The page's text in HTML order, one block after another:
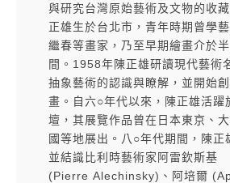
與研究台灣原始藝術及文物的收
正雄生於台北市，青年時期曾學
繼春等畫家，乃至早期繪畫介於
間。1958年陳正雄研讀現代藝術
抽象藝術的認識與瞭解，並開始
畫。自六○年代以來，陳正雄活躍
壇，其展覽作品曾在日本東京、
國等地展出。八○年代期間，陳正
並結識比利時藝術家阿雷欽斯基
(Pierre Alechinsky)、阿培爾